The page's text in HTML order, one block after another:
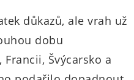
důkazů, ale vrah už
dobu
Švýcarsko a